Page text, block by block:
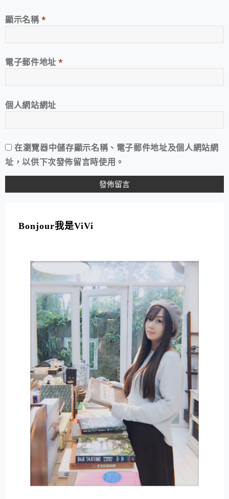
顯示名稱*
電子郵件地址*
個人網站網址
在瀏覽器中儲存顯示名稱、電子郵件地址及個人網站網
址，以供下次發佈留言時使用。
Bonjour我是ViVi